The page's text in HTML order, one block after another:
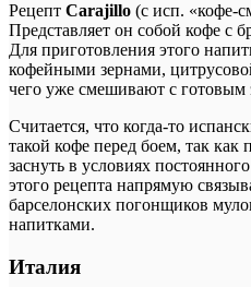
Рецепт Carajillo (с исп. «кофе-
Представляет он собой кофе с
Для приготовления этого
кофейными зернами,
чего уже смешивают с готовым
Считается, что когда-то
такой кофе перед боем, так
заснуть в условиях
этого рецепта напрямую
барселонских погонщиков
напитками.
Италия